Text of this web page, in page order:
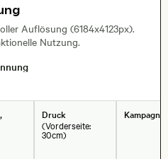
springen
Auflösung (6184x4123px).
Nutzung.
Druck
(Vorderseite:
30cm)